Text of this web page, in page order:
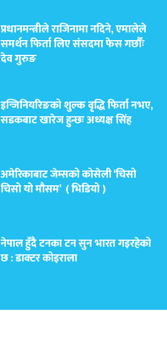
प्रधानमन्त्रीले राजिनामा नदिने, एमालेले
समर्थन फिर्ता लिए संसदमा फेस गर्छौंः
देव गुरुङ
इन्जिनियरिङको शुल्क वृद्धि फिर्ता नभए,
सडकबाट खारेज हुन्छः अध्यक्ष सिंह
अमेरिकाबाट जेम्सको कोसेली ‘चिसो
चिसो यो मौसम’ ( भिडियो )
नेपाल हुँदै टनका टन सुन भारत गइरहेको
छ : डाक्टर कोइराला